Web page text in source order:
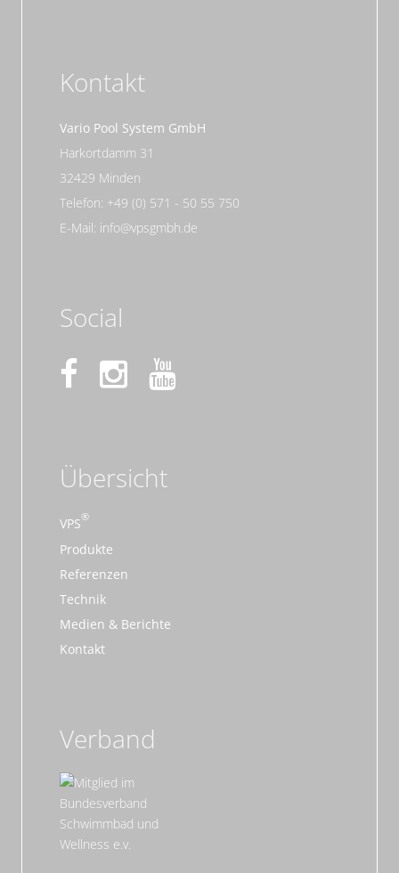
Kontakt
Vario Pool System GmbH
Harkortdamm 31
32429 Minden
Telefon: +49 (0) 571 - 50 55 750
E-Mail: info@vpsgmbh.de
Social
Übersicht
VPS
Produkte
Referenzen
Technik
Medien & Berichte
Kontakt
Verband